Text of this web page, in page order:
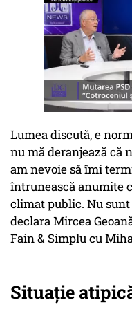
Lumea discută, e
nu mă deranjează că
am nevoie să îmi
întrunească anumite
climat public. Nu sunt
declara Mircea
Fain & Simplu cu
Situație